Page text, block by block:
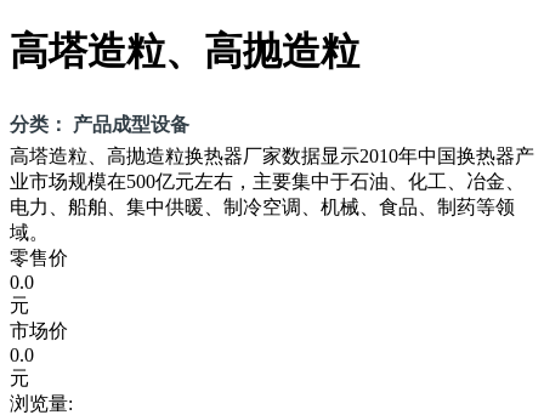
高塔造粒、高抛造粒
分类： 产品成型设备
高塔造粒、高抛造粒换热器厂家数据显示2010年中国换热器产
业市场规模在500亿元左右，主要集中于石油、化工、冶金、
电力、船舶、集中供暖、制冷空调、机械、食品、制药等领
域。
零售价
0.0
元
市场价
0.0
元
浏览量: